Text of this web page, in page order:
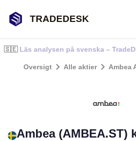
TRADEDESK
🇸🇪 Läs analysen på svenska –
Oversigt Alle aktier Ambea
Ambea (AMBEA.ST)